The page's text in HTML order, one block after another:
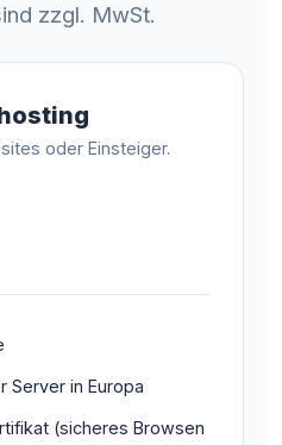
zzgl. MwSt.
oder Einsteiger.
Server in Europa
(sicheres Browsen